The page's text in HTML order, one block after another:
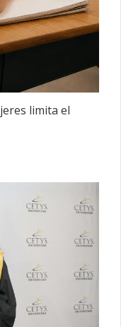
limita el